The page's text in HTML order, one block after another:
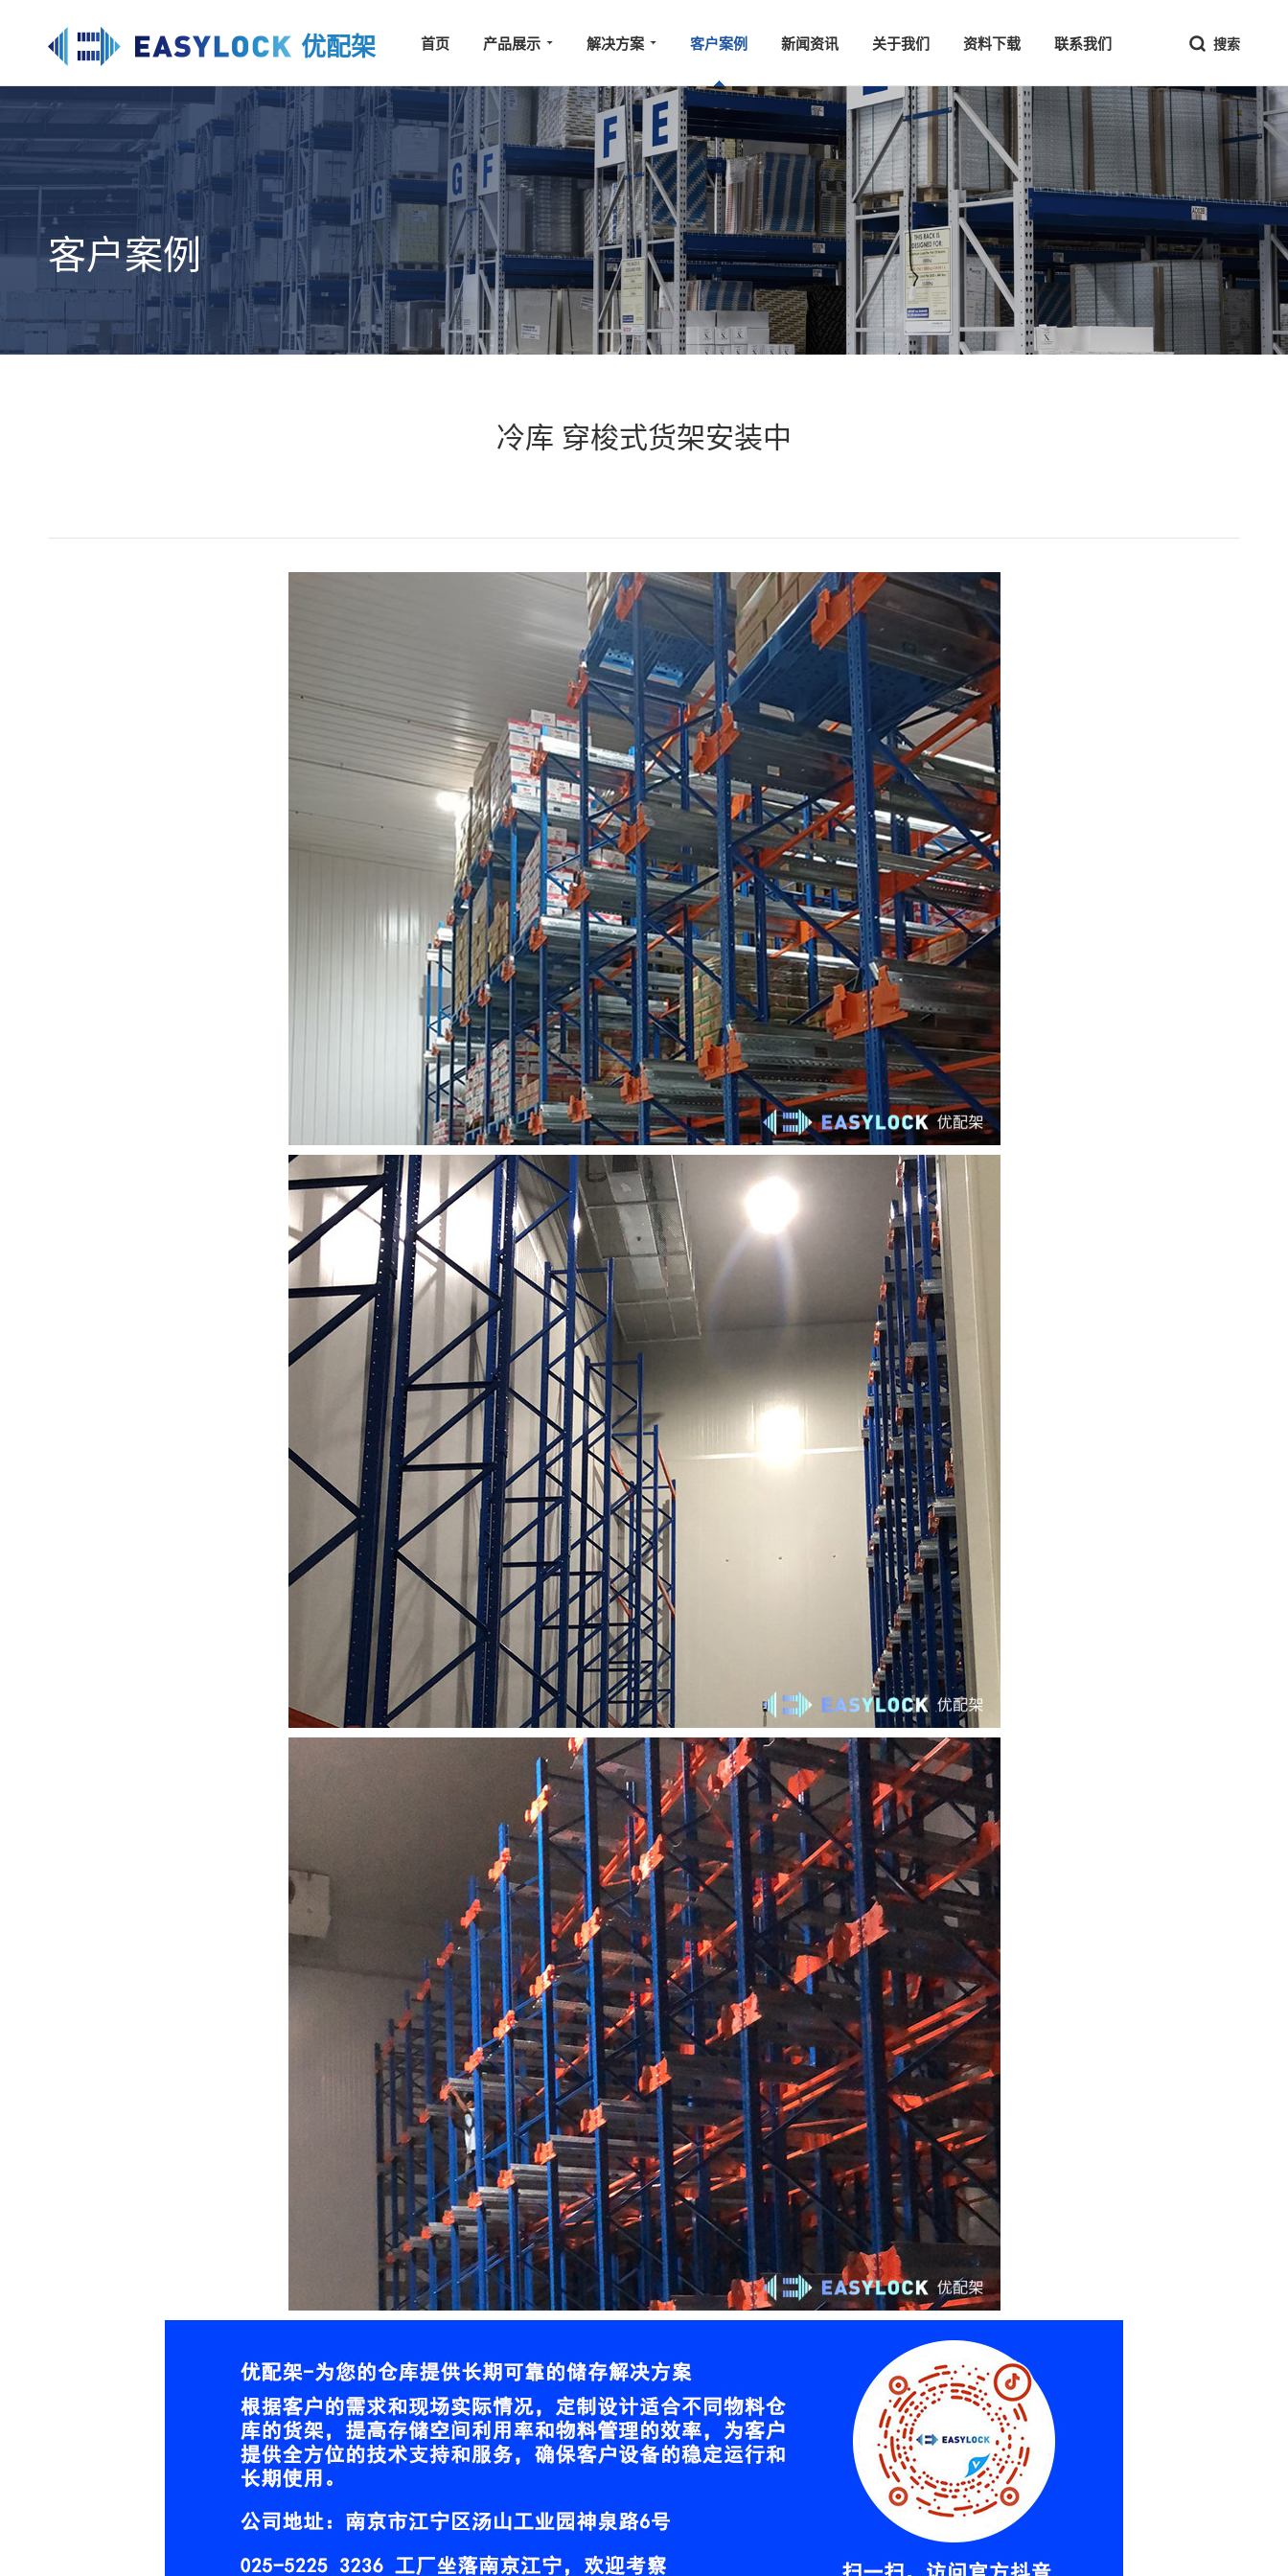
优配架 搜索
首页 产品展示 解决方案 客户案例 新闻资讯 关于我们 资料下载 联系我们
客户案例
冷库 穿梭式货架安装中